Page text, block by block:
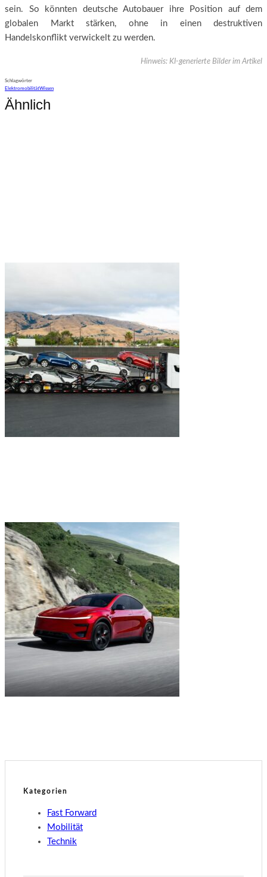
sein. So könnten deutsche Autobauer ihre Position auf dem
globalen Markt stärken, ohne in einen destruktiven
Handelskonflikt verwickelt zu werden.
Hinweis: KI-generierte Bilder im Artikel
Schlagwörter
ElektromobilitätWissen
Ähnlich
Kategorien
Fast Forward
Mobilität
Technik